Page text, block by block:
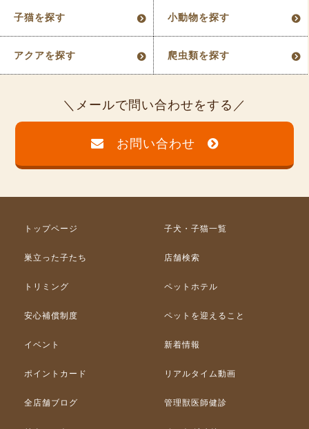
子猫を探す 小動物を探す
アクアを探す 爬虫類を探す
メールで問い合わせをする
お問い合わせ
トップページ 子犬・子猫一覧
巣立った子たち 店舗検索
トリミング ペットホテル
安心補償制度 ペットを迎えること
イベント 新着情報
ポイントカード リアルタイム動画
全店舗ブログ 管理獣医師健診